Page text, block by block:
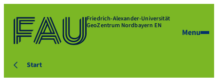
Friedrich-Alexander-Universität
GeoZentrum Nordbayern EN
Menu
Start